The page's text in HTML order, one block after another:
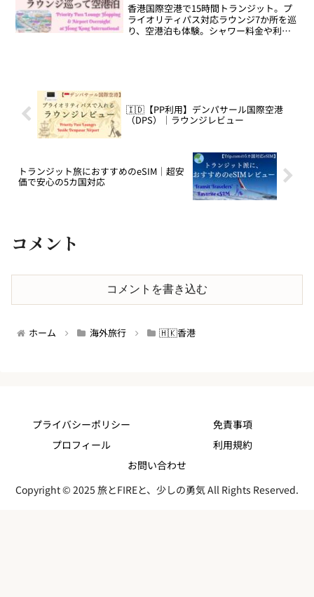
香港国際空港で15時間トランジット。プ
ライオリティパス対応ラウンジ7か所を巡
り、空港泊も体験。シャワー料金や利用
🇮🇩【PP利用】デンパサール国際空港
（DPS）｜ラウンジレビュー
トランジット旅におすすめのeSIM｜超安
価で安心の5カ国対応
コメント
コメントを書き込む
ホーム 海外旅行 🇭🇰香港
プライバシーポリシー
免責事項
プロフィール
利用規約
お問い合わせ
Copyright © 2025 旅とFIREと、少しの勇気 All Rights Reserved.